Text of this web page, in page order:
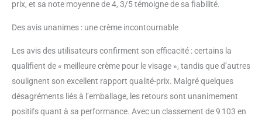
prix, et sa note moyenne de 4, 3/5 témoigne de sa fiabilité.
Des avis unanimes : une crème incontournable
Les avis des utilisateurs confirment son efficacité : certains la
qualifient de « meilleure crème pour le visage », tandis que d’autres
soulignent son excellent rapport qualité-prix. Malgré quelques
désagréments liés à l’emballage, les retours sont unanimement
positifs quant à sa performance. Avec un classement de 9 103 en